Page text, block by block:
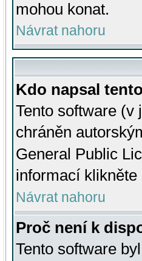
mohou konat.
Návrat nahoru
Kdo napsal
Tento software (v
chráněn
General Public
informací klikněte
Návrat nahoru
Proč není k
Tento software